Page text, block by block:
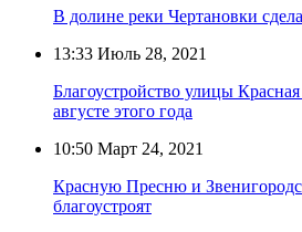
В долине реки Чертановки
13:33 Июль 28, 2021
Благоустройство улицы
августе этого года
10:50 Март 24, 2021
Красную Пресню и
благоустроят